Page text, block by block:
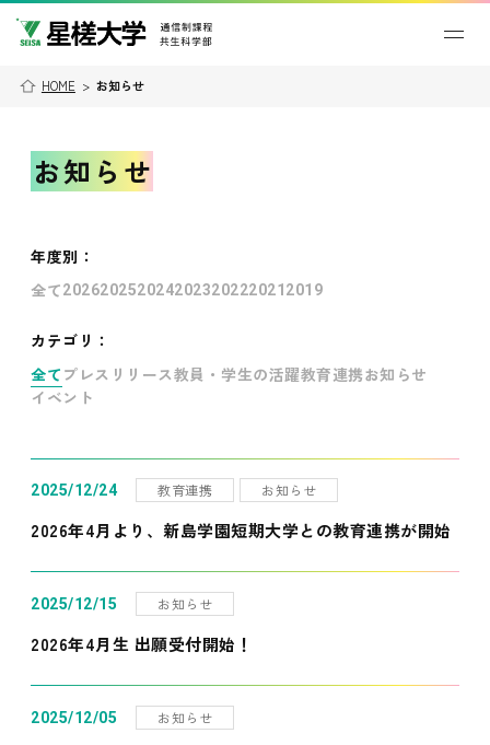
HOME > お知らせ
お知らせ
年度別 ：
全て202620252024202320222021 2019
カテゴリ：
全て プレスリリース教員・学生の活躍教育連携お知らせ
イベント
2025/12/24 教育連携 お知らせ
2026年4月より、新島学園短期大学との教育連携が開始
2025/12/15 お知らせ
2026年4月生 出願受付開始！
2025/12/05 お知らせ